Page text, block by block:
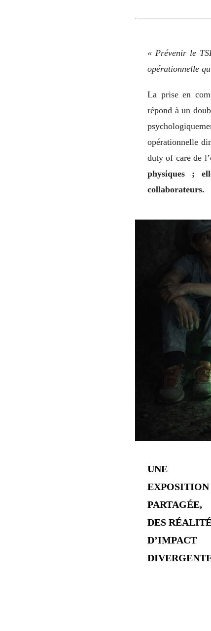
« Prévenir le
opérationnelle
La prise en
répond à un
opérationnelle
duty of care de
physiques ;
collaborateurs.
UNE
EXPOSITION
PARTAGÉE,
DES
D’IMPACT